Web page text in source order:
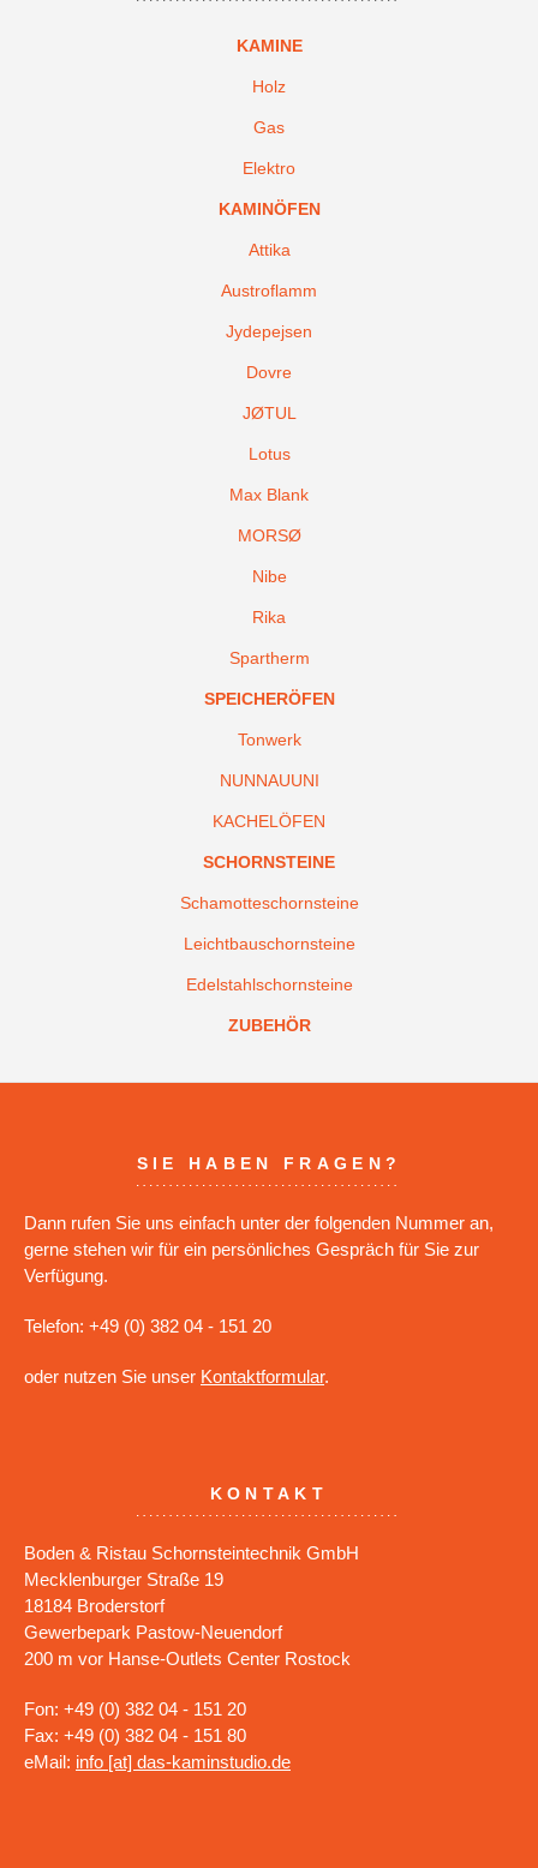
KAMINE
Holz
Gas
Elektro
KAMINÖFEN
Attika
Austroflamm
Jydepejsen
Dovre
JØTUL
Lotus
Max Blank
MORSØ
Nibe
Rika
Spartherm
SPEICHERÖFEN
Tonwerk
NUNNAUUNI
KACHELÖFEN
SCHORNSTEINE
Schamotteschornsteine
Leichtbauschornsteine
Edelstahlschornsteine
ZUBEHÖR
SIE HABEN FRAGEN?
Dann rufen Sie uns einfach unter der folgenden Nummer an,
gerne stehen wir für ein persönliches Gespräch für Sie zur
Verfügung.
Telefon: +49 (0) 382 04 - 151 20
oder nutzen Sie unser Kontaktformular.
KONTAKT
Boden & Ristau Schornsteintechnik GmbH
Mecklenburger Straße 19
18184 Broderstorf
Gewerbepark Pastow-Neuendorf
200 m vor Hanse-Outlets Center Rostock
Fon: +49 (0) 382 04 - 151 20
Fax: +49 (0) 382 04 - 151 80
eMail: info [at] das-kaminstudio.de